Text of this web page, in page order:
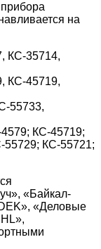
на
КС-35714,
КС-45719,
55733,
КС-45719;
КС-55721;
«Байкал-
«Деловые